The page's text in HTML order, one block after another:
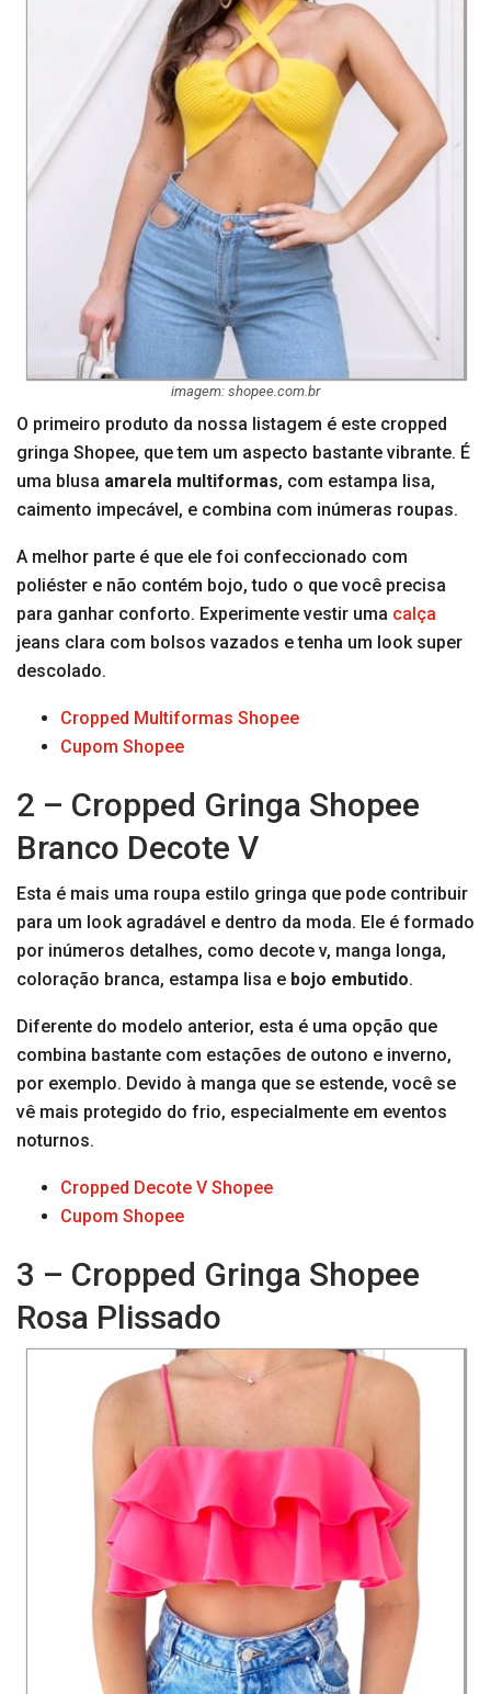
imagem: shopee.com.br
O primeiro produto da nossa listagem é este cropped
gringa Shopee, que tem um aspecto bastante vibrante. É
uma blusa amarela multiformas, com estampa lisa,
caimento impecável, e combina com inúmeras roupas.
A melhor parte é que ele foi confeccionado com
poliéster e não contém bojo, tudo o que você precisa
para ganhar conforto. Experimente vestir uma calça
jeans clara com bolsos vazados e tenha um look super
descolado.
Cropped Multiformas Shopee
Cupom Shopee
2 – Cropped Gringa Shopee
Branco Decote V
Esta é mais uma roupa estilo gringa que pode contribuir
para um look agradável e dentro da moda. Ele é formado
por inúmeros detalhes, como decote v, manga longa,
coloração branca, estampa lisa e bojo embutido.
Diferente do modelo anterior, esta é uma opção que
combina bastante com estações de outono e inverno,
por exemplo. Devido à manga que se estende, você se
vê mais protegido do frio, especialmente em eventos
noturnos.
Cropped Decote V Shopee
Cupom Shopee
3 – Cropped Gringa Shopee
Rosa Plissado